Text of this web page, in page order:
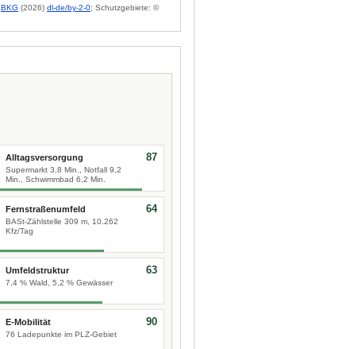
BKG (2026) dl-de/by-2-0; Schutzgebiete: ©
Alltagsversorgung
Supermarkt 3,8 Min., Notfall 9,2
Min., Schwimmbad 6,2 Min.
87
Fernstraßenumfeld
BASt-Zählstelle 309 m, 10.262
Kfz/Tag
64
Umfeldstruktur
7,4 % Wald, 5,2 % Gewässer
63
E-Mobilität
76 Ladepunkte im PLZ-Gebiet
90